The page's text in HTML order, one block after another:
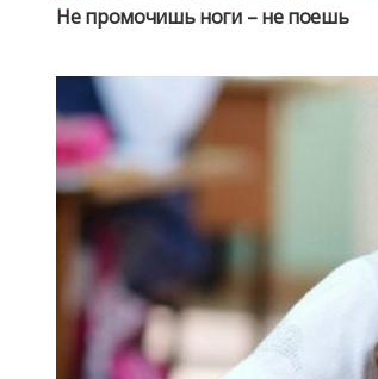
Не промочишь ноги – не поешь